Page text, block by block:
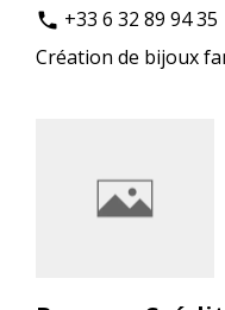
phone +33 6 32 89 94 35
Création de bijoux